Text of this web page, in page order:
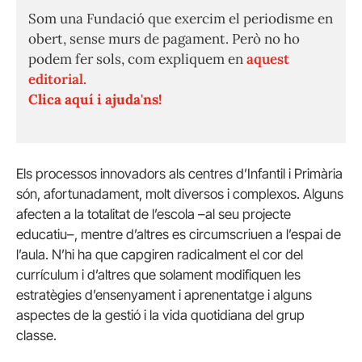
Som una Fundació que exercim el periodisme en
obert, sense murs de pagament. Però no ho
podem fer sols, com expliquem enaquest
editorial.
Clica aquí i ajuda'ns!
Els processos innovadors als centres d’Infantil i Primària
són, afortunadament, molt diversos i complexos. Alguns
afecten a la totalitat de l’escola –al seu projecte
educatiu–, mentre d’altres es circumscriuen a l’espai de
l’aula. N’hi ha que capgiren radicalment el cor del
currículum i d’altres que solament modifiquen les
estratègies d’ensenyament i aprenentatge i alguns
aspectes de la gestió i la vida quotidiana del grup
classe.